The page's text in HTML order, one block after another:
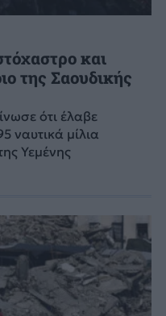
και
της Σαουδικής
ότι έλαβε
ναυτικά μίλια
Υεμένης